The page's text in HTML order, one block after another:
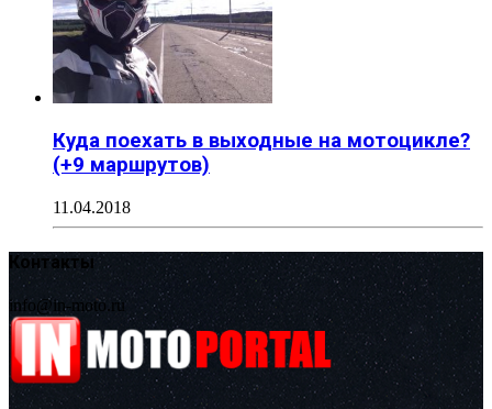
Куда поехать в выходные на мотоцикле?
(+9 маршрутов)
11.04.2018
Контакты
info@in-moto.ru